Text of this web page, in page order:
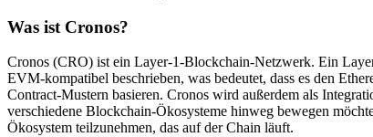
Was ist Cronos?
Cronos (CRO) ist ein Layer-1-Blockchain-Netzwerk. Ein
EVM-kompatibel beschrieben, was bedeutet, dass es den
Contract-Mustern basieren. Cronos wird außerdem als
verschiedene Blockchain-Ökosysteme hinweg bewegen
Ökosystem teilzunehmen, das auf der Chain läuft.